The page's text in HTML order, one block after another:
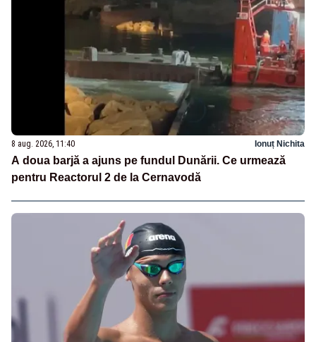
8 aug. 2026, 11:40 Ionuț Nichita
A doua barjă a ajuns pe fundul Dunării. Ce urmează
pentru Reactorul 2 de la Cernavodă